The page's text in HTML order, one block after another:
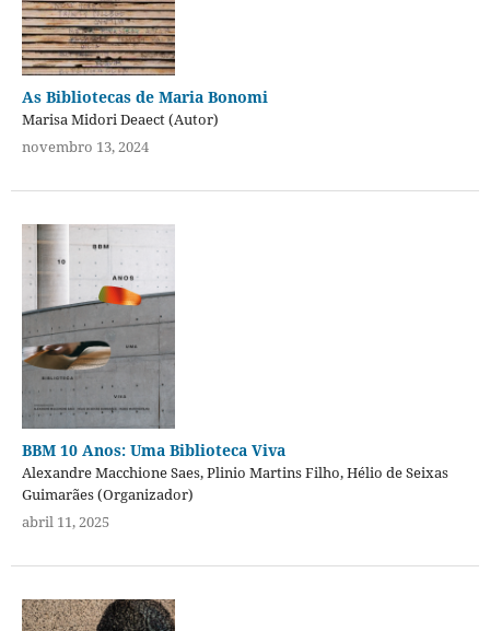
As Bibliotecas de Maria Bonomi
Marisa Midori Deaect (Autor)
novembro 13, 2024
BBM 10 Anos: Uma Biblioteca Viva
Alexandre Macchione Saes, Plinio Martins Filho, Hélio de Seixas
Guimarães (Organizador)
abril 11, 2025